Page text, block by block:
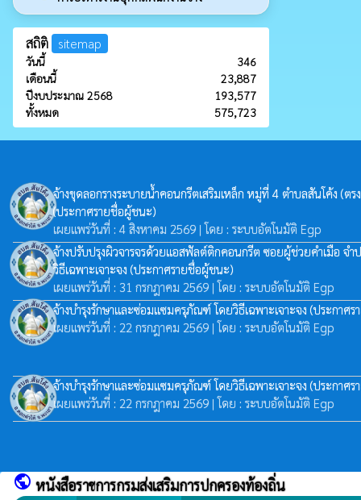
สถิติ sitemap
วันนี้
346
เดือนนี้
23,887
ปีงบประมาณ 2568
193,577
ทั้งหมด
575,723
จ้างขุดลอกรางระบายน้ำคอนกรีตเสริมเหล็ก หมู่ที่ 4 ตำบลสันโค้ง (ตร
(ประกาศรายชื่อผู้ชนะ)
เผยแพร่วันที่ : 4 สิงหาคม 2569 | โดย : ระบบอัตโนมัติ Egp
จ้างปรับปรุงผิวจารจรด้วยแอสฟัลต์ติกคอนกรีต ซอยผู้ช่วยคำเมือ จ
วิธีเฉพาะเจาะจง (ประกาศรายชื่อผู้ชนะ)
เผยแพร่วันที่ : 31 กรกฎาคม 2569 | โดย : ระบบอัตโนมัติ Egp
จ้างบำรุงรักษาและซ่อมแซมครุภัณฑ์ โดยวิธีเฉพาะเจาะจง (ประกาศ
เผยแพร่วันที่ : 22 กรกฎาคม 2569 | โดย : ระบบอัตโนมัติ Egp
จ้างบำรุงรักษาและซ่อมแซมครุภัณฑ์ โดยวิธีเฉพาะเจาะจง (ประกาศ
เผยแพร่วันที่ : 22 กรกฎาคม 2569 | โดย : ระบบอัตโนมัติ Egp
public หนังสือราชการกรมส่งเสริมการปกครองท้องถิ่น